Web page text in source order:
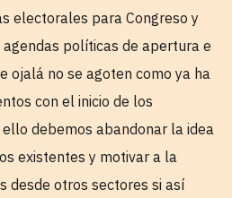
electorales para Congreso y
políticas de apertura e
ojalá no se agoten como ya ha
con el inicio de los
debemos abandonar la idea
existentes y motivar a la
desde otros sectores si así